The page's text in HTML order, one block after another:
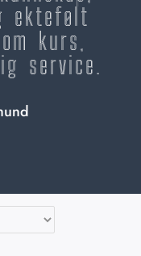
ektefølt
kurs,
service.